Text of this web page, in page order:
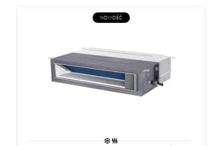
NOWOŚĆ